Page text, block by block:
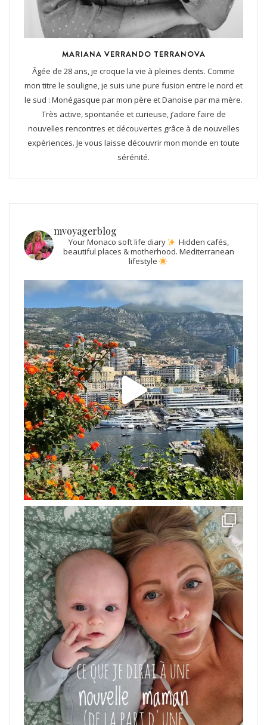
MARIANA VERRANDO TERRANOVA
Âgée de 28 ans, je croque la vie à pleines dents. Comme
mon titre le souligne, je suis une pure fusion entre le nord et
le sud : Monégasque par mon père et Danoise par ma mère.
Très active, spontanée et curieuse, j’adore faire de
nouvelles rencontres et découvertes grâce à de nouvelles
expériences. Je vous laisse découvrir mon monde en toute
sérénité.
mvoyagerblog
Your Monaco soft life diary
Hidden cafés,
beautiful places & motherhood. Mediterranean
lifestyle